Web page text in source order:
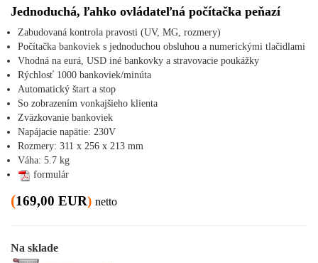
Jednoduchá, ľahko ovládateľná počítačka peňazí
Zabudovaná kontrola pravosti (UV, MG, rozmery)
Počítačka bankoviek s jednoduchou obsluhou a numerickými tlačidlami
Vhodná na eurá, USD iné bankovky a stravovacie poukážky
Rýchlosť 1000 bankoviek/minúta
Automatický štart a stop
So zobrazením vonkajšieho klienta
Zväzkovanie bankoviek
Napájacie napätie: 230V
Rozmery: 311 x 256 x 213 mm
Váha: 5.7 kg
formulár
(169,00 EUR) netto
Na sklade